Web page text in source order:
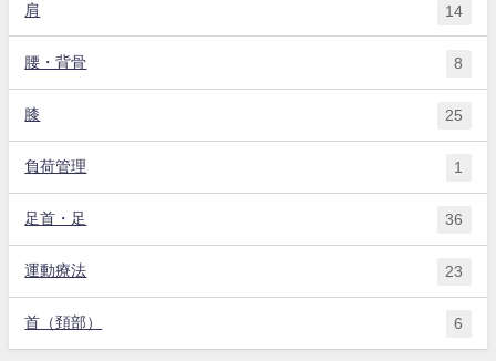
肩 14
腰・背骨 8
膝 25
負荷管理 1
足首・足 36
運動療法 23
首（頚部） 6